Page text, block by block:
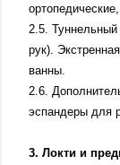
2.5.
рук).
ванны.
2.6.
эспандеры для
3. Локти и